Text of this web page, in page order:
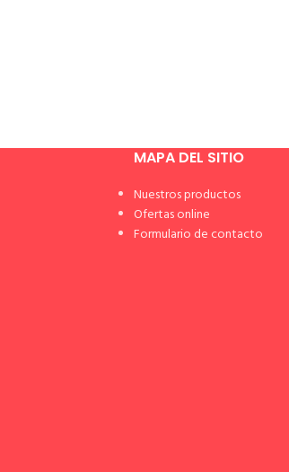
MAPA DEL SITIO
Nuestros productos
Ofertas online
Formulario de contacto